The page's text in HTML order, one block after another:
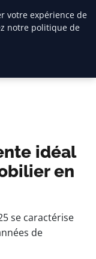
immobilier en
idéal
en
se caractérise
de
votre expérience de
notre politique de